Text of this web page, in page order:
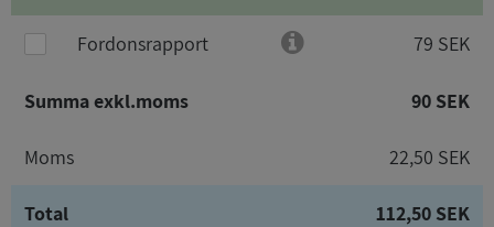
Fordonsrapport 79 SEK
Summa exkl.moms 90 SEK
Moms 22,50 SEK
Total 112,50 SEK